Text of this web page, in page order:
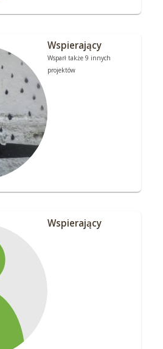
Wspierający
Wsparł także 9 innych
projektów
Wspierający